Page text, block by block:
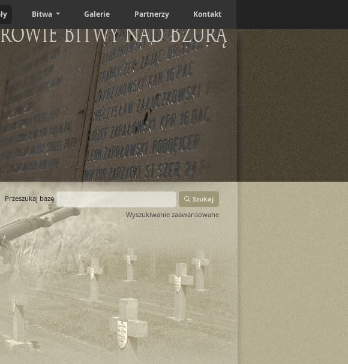
Bitwa Galerie Partnerzy Kontakt
Bitwy nad Bzurą
Przeszukaj bazę
Szukaj
Wyszukiwanie zaawansowane